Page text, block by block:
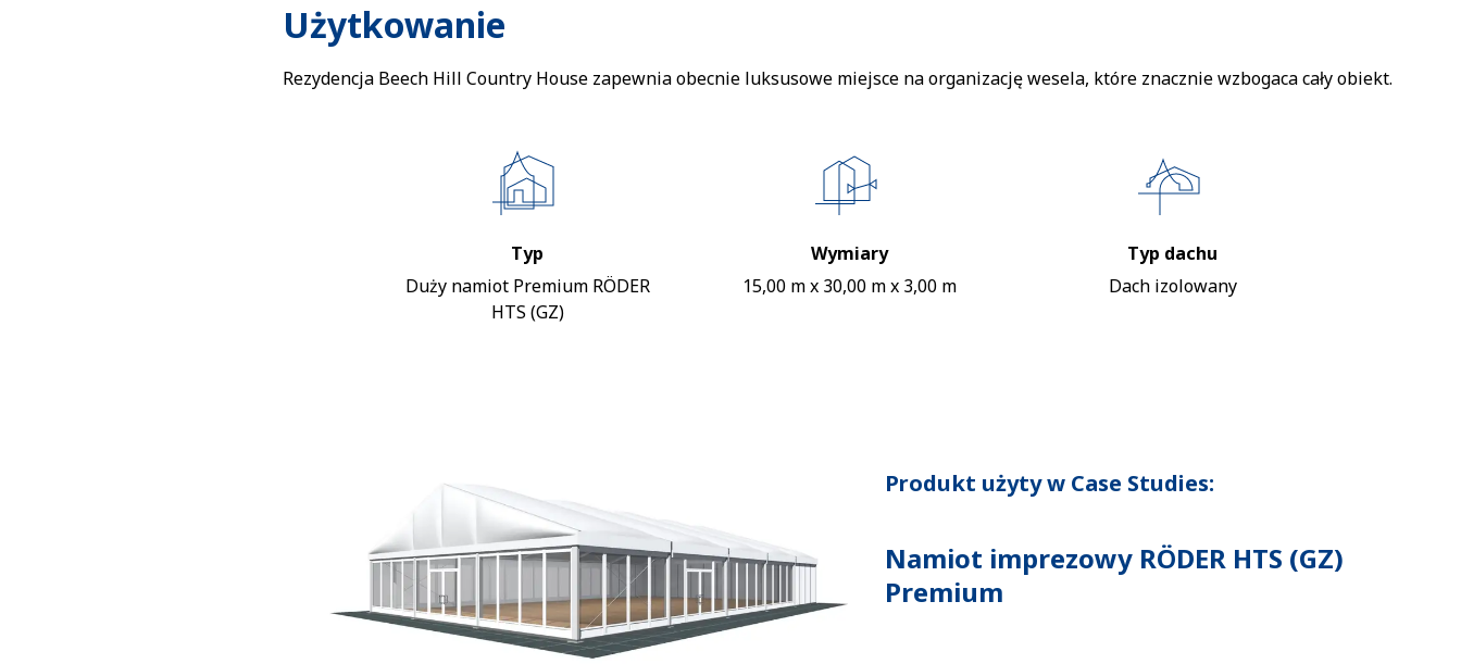
Użytkowanie
Rezydencja Beech Hill Country House zapewnia obecnie luksusowe miejsce na organizację wesela, które znacznie wzbogaca cały obiekt.
Typ
Duży namiot Premium RÖDER
HTS (GZ)
Wymiary
15,00 m x 30,00 m x 3,00 m
Typ dachu
Dach izolowany
Produkt użyty w Case Studies:
Namiot imprezowy RÖDER HTS (GZ)
Premium